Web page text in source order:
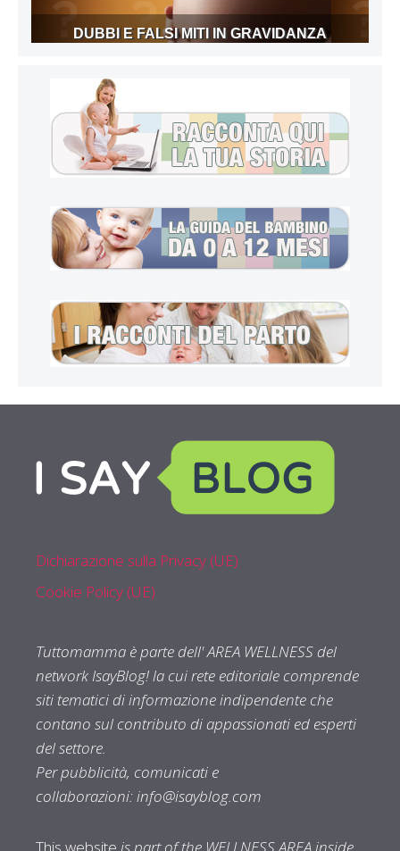
DUBBI E FALSI MITI IN GRAVIDANZA
Dichiarazione sulla Privacy (UE)
Cookie Policy (UE)
Tuttomamma è parte dell' AREA WELLNESS del
network IsayBlog! la cui rete editoriale comprende
siti tematici di informazione indipendente che
contano sul contributo di appassionati ed esperti
del settore.
Per pubblicità, comunicati e
collaborazioni:info@isayblog.com